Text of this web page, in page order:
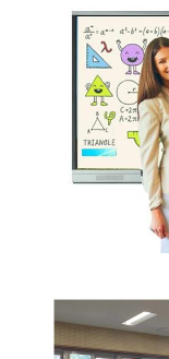
Διαλογικός
Υπέρυθρο
Διαλογική
Visualizer
Περίπτερο
ψηφιακή